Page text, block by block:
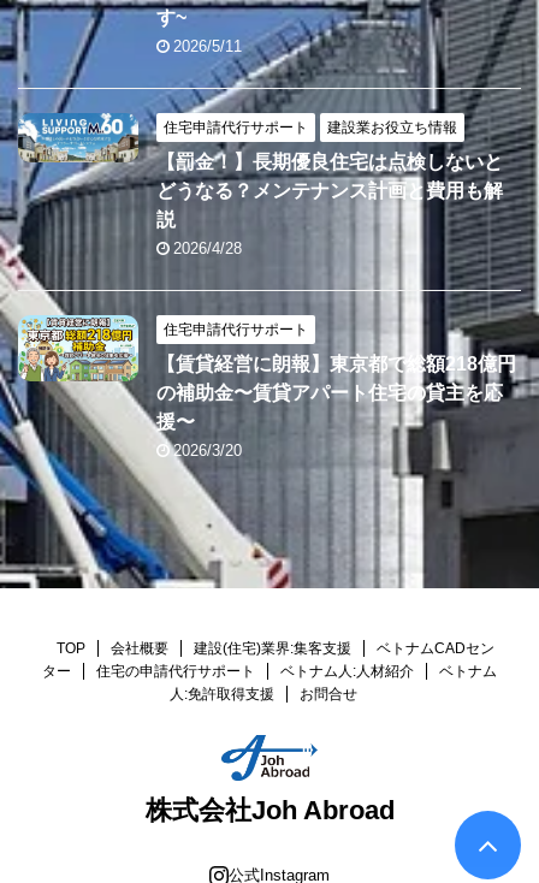
す~
2026/5/11
住宅申請代行サポート 建設業お役立ち情報
【罰金！】長期優良住宅は点検しないと
どうなる？メンテナンス計画と費用も解
説
2026/4/28
住宅申請代行サポート
【賃貸経営に朗報】東京都で総額218億円
の補助金〜賃貸アパート住宅の貸主を応
援〜
2026/3/20
TOP 会社概要 建設(住宅)業界:集客支援
ベトナムCADセン
ター
住宅の申請代行サポート ベトナム人:人材紹介
ベトナム
人:免許取得支援
お問合せ
株式会社Joh Abroad
公式Instagram